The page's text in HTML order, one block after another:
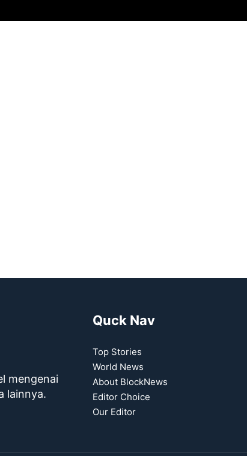
mengenai
lainnya.
Quck Nav
Top Stories
World News
About BlockNews
Editor Choice
Our Editor